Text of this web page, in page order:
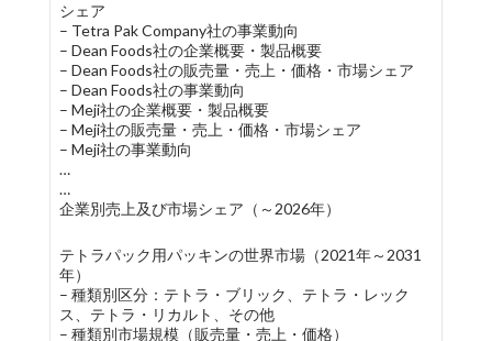
シェア
– Tetra Pak Company社の事業動向
– Dean Foods社の企業概要・製品概要
– Dean Foods社の販売量・売上・価格・市場シェア
– Dean Foods社の事業動向
– Meji社の企業概要・製品概要
– Meji社の販売量・売上・価格・市場シェア
– Meji社の事業動向
…
…
企業別売上及び市場シェア（～2026年）
テトラパック用パッキンの世界市場（2021年～2031
年）
– 種類別区分：テトラ・ブリック、テトラ・レック
ス、テトラ・リカルト、その他
– 種類別市場規模（販売量・売上・価格）